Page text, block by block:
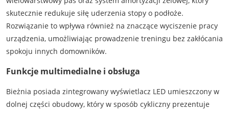
skutecznie redukuje siłę uderzenia stopy o podłoże.
Rozwiązanie to wpływa również na znaczące wyciszenie pracy
urządzenia, umożliwiając prowadzenie treningu bez zakłócania
spokoju innych domowników.
Funkcje multimedialne i obsługa
Bieżnia posiada zintegrowany wyświetlacz LED umieszczony w
dolnej części obudowy, który w sposób cykliczny prezentuje